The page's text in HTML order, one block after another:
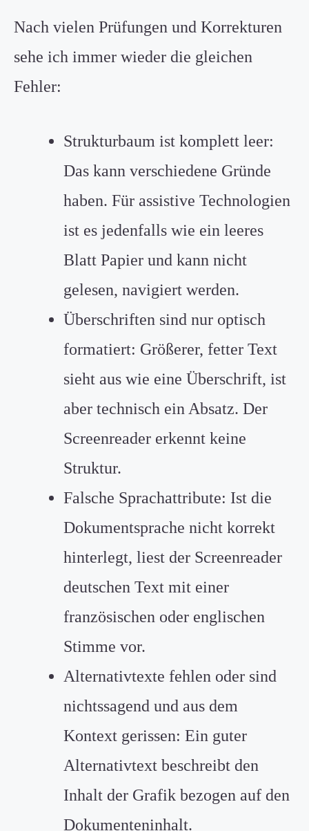
Nach vielen Prüfungen und Korrekturen
sehe ich immer wieder die gleichen
Fehler:
Strukturbaum ist komplett leer:
Das kann verschiedene Gründe
haben. Für assistive Technologien
ist es jedenfalls wie ein leeres
Blatt Papier und kann nicht
gelesen, navigiert werden.
Überschriften sind nur optisch
formatiert: Größerer, fetter Text
sieht aus wie eine Überschrift, ist
aber technisch ein Absatz. Der
Screenreader erkennt keine
Struktur.
Falsche Sprachattribute: Ist die
Dokumentsprache nicht korrekt
hinterlegt, liest der Screenreader
deutschen Text mit einer
französischen oder englischen
Stimme vor.
Alternativtexte fehlen oder sind
nichtssagend und aus dem
Kontext gerissen: Ein guter
Alternativtext beschreibt den
Inhalt der Grafik bezogen auf den
Dokumenteninhalt.